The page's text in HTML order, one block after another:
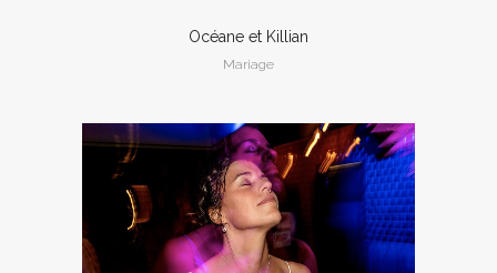
Océane et Killian
Mariage